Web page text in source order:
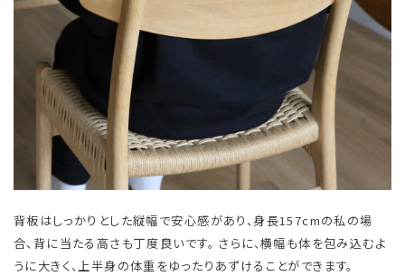
背板はしっかりとした縦幅で安心感があり、身長157cmの私の場
合、背に当たる高さも丁度良いです。 さらに、横幅も体を包み込むよ
うに大きく、上半身の体重をゆったりあずけることができます。